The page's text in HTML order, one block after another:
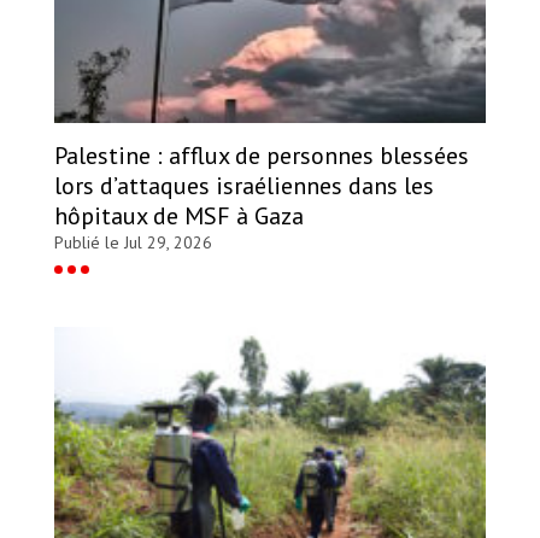
Palestine : afflux de personnes blessées
lors d’attaques israéliennes dans les
hôpitaux de MSF à Gaza
Publié le Jul 29, 2026